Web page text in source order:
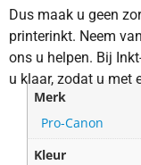
Dus maak u geen
printerinkt. Neem
ons u helpen. Bij
u klaar, zodat u met
Merk
Pro-Canon
Kleur